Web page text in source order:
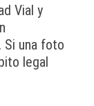
Vial y
. Si una foto
legal